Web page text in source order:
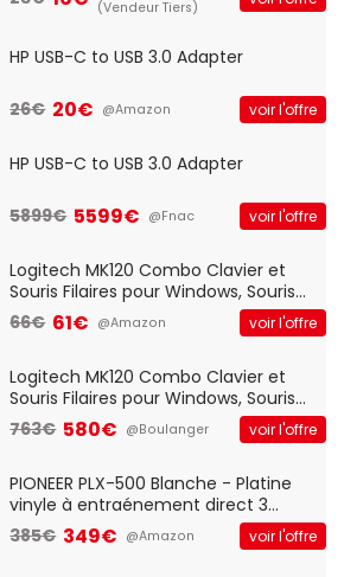
(Vendeur Tiers)
HP USB-C to USB 3.0 Adapter
26€ 20€ @Amazon voir l'offre
HP USB-C to USB 3.0 Adapter
5899€ 5599€ @Fnac voir l'offre
Logitech MK120 Combo Clavier et
Souris Filaires pour Windows, Souris
Optique Filaire, Connexion USB Plug
And Play, Confortable, Taille
QWERTY UK - Noir
66€ 61€ @Amazon voir l'offre
Logitech MK120 Combo Clavier et
Souris Filaires pour Windows, Souris
Optique Filaire, Connexion USB Plug
And Play, Confortable, Taille
QWERTY UK - Noir
763€ 580€ @Boulanger voir l'offre
PIONEER PLX-500 Blanche - Platine
vinyle à entraénement direct 3
vitesses (33-45-78 trs/min) avec
pre-ampli intégré et port USB
385€ 349€ @Amazon voir l'offre